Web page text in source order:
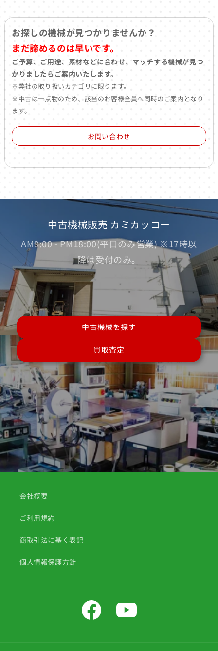
お探しの機械が見つかりませんか？
まだ諦めるのは早いです。
ご予算、ご用途、素材などに合わせ、マッチする機械が見つ
かりましたらご案内いたします。
※弊社の取り扱いカテゴリに限ります。
※中古は一点物のため、該当のお客様全員へ同時のご案内となり
ます。
お問い合わせ
中古機械販売 カミカッコー
AM9:00 - PM18:00(平日のみ営業) ※17時以
降は受付のみ。
中古機械を探す
買取査定
会社概要
ご利用規約
商取引法に基く表記
個人情報保護方針
Facebook YouTube